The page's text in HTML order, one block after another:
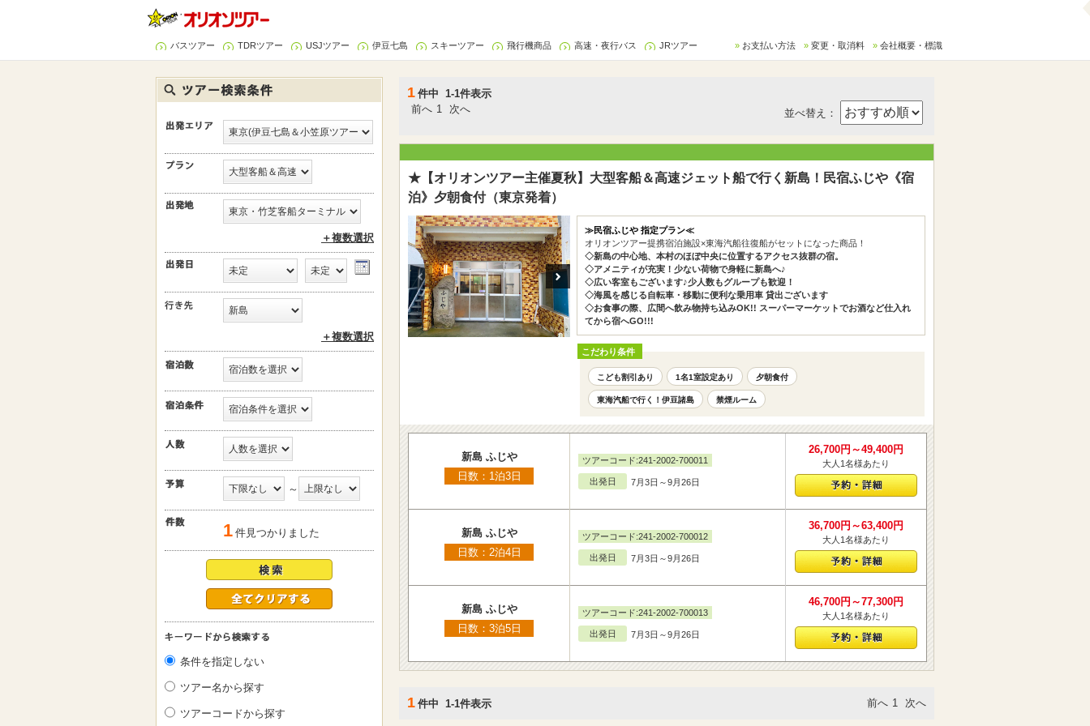
バスツアー TDRツアー USJツアー 伊豆七島 スキーツアー 飛行機商品 高速・夜行バス JRツアー お支払い方法 変更・取消料 会社概要・標識
＋複数選択
＋複数選択
～
1 件見つかりました
条件を指定しない
ツアー名から探す
ツアーコードから探す
1 件中 1-1件表示
前へ 1 次へ 並べ替え：
★【オリオンツアー主催夏秋】大型客船＆高速ジェット船で行く新島！民宿ふじや《宿
泊》夕朝食付（東京発着）
≫民宿ふじや 指定プラン≪
オリオンツアー提携宿泊施設×東海汽船往復船がセットになった商品！
◇新島の中心地、本村のほぼ中央に位置するアクセス抜群の宿。
◇アメニティが充実！少ない荷物で身軽に新島へ♪
◇広い客室もございます♪少人数もグループも歓迎！
◇海風を感じる自転車・移動に便利な乗用車 貸出ございます
◇お食事の際、広間へ飲み物持ち込みOK!! スーパーマーケットでお酒など仕入れ
てから宿へGO!!!
こだわり条件
こども割引あり 1名1室設定あり 夕朝食付
東海汽船で行く！伊豆諸島 禁煙ルーム
新島 ふじや
日数：1泊3日
ツアーコード:241-2002-700011
出発日 7月3日～9月26日
26,700円～49,400円
大人1名様あたり
新島 ふじや
日数：2泊4日
ツアーコード:241-2002-700012
出発日 7月3日～9月26日
36,700円～63,400円
大人1名様あたり
新島 ふじや
日数：3泊5日
ツアーコード:241-2002-700013
出発日 7月3日～9月26日
46,700円～77,300円
大人1名様あたり
1 件中 1-1件表示 前へ 1 次へ